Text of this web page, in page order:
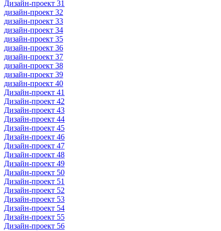
Дизайн-проект 31
дизайн-проект 32
дизайн-проект 33
дизайн-проект 34
дизайн-проект 35
дизайн-проект 36
дизайн-проект 37
дизайн-проект 38
дизайн-проект 39
дизайн-проект 40
Дизайн-проект 41
Дизайн-проект 42
Дизайн-проект 43
Дизайн-проект 44
Дизайн-проект 45
Дизайн-проект 46
Дизайн-проект 47
Дизайн-проект 48
Дизайн-проект 49
Дизайн-проект 50
Дизайн-проект 51
Дизайн-проект 52
Дизайн-проект 53
Дизайн-проект 54
Дизайн-проект 55
Дизайн-проект 56